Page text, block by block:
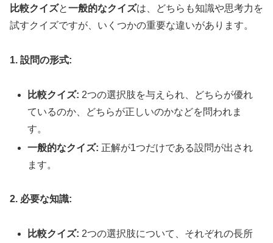
比較クイズと一般的なクイズは、どちらも知識や思考力を
試すクイズですが、いくつかの重要な違いがあります。
1. 設問の形式:
比較クイズ: 2つの選択肢を与えられ、どちらが優れ
ているのか、どちらが正しいのかなどを問われま
す。
一般的なクイズ: 正解が1つだけである設問が出され
ます。
2. 必要な知識:
比較クイズ: 2つの選択肢について、それぞれの長所